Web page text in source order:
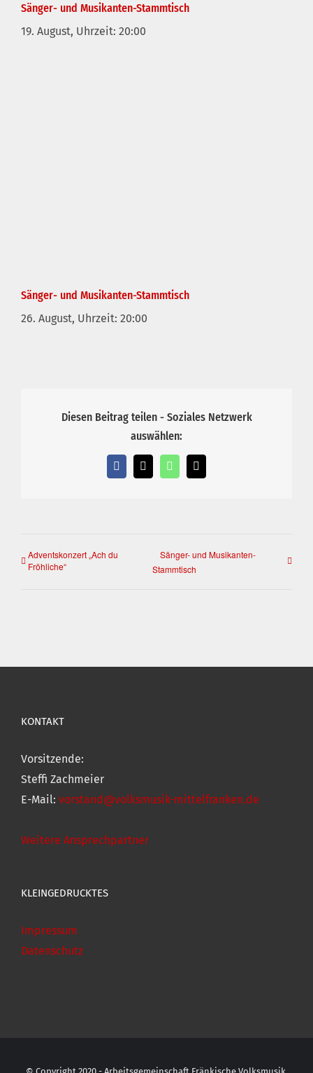
Sänger- und Musikanten-Stammtisch
19. August, Uhrzeit: 20:00
Sänger- und Musikanten-Stammtisch
26. August, Uhrzeit: 20:00
Diesen Beitrag teilen - Soziales Netzwerk
auswählen:
Facebook
X WhatsApp
E-
Mail
Adventskonzert „Ach du
Fröhliche“
Sänger- und Musikanten-
Stammtisch
KONTAKT
Vorsitzende:
Steffi Zachmeier
E-Mail: vorstand@volksmusik-mittelfranken.de
Weitere Ansprechpartner
KLEINGEDRUCKTES
Impressum
Datenschutz